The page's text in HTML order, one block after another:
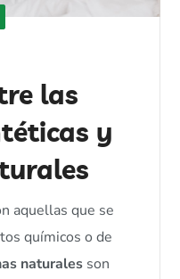
las
y
aquellas que se
químicos o de
naturales son